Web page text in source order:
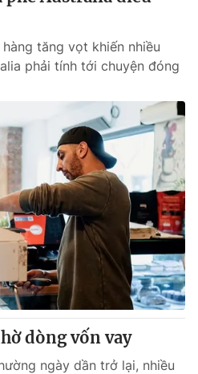
tăng vọt khiến nhiều
phải tính tới chuyện đóng
dòng vốn vay
ngày dần trở lại, nhiều